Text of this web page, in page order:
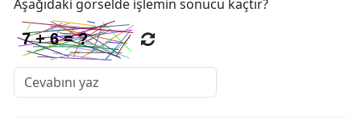
Aşağıdaki görselde işlemin sonucu kaçtır?